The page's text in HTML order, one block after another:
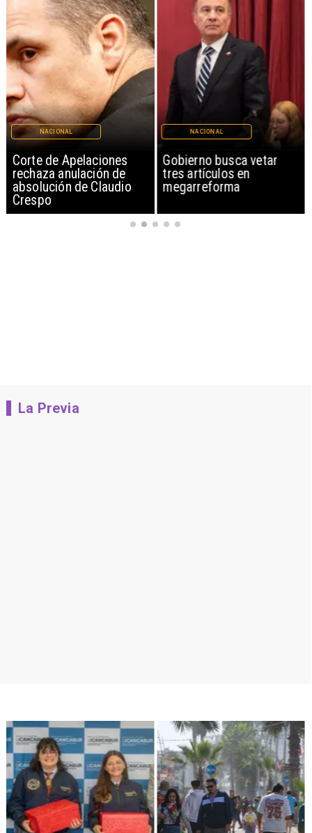
Corte de Apelaciones
rechaza anulación de
absolución de Claudio
Crespo
NACIONAL
Gobierno busca vetar
tres artículos en
megarreforma
NACIONAL
La Previa